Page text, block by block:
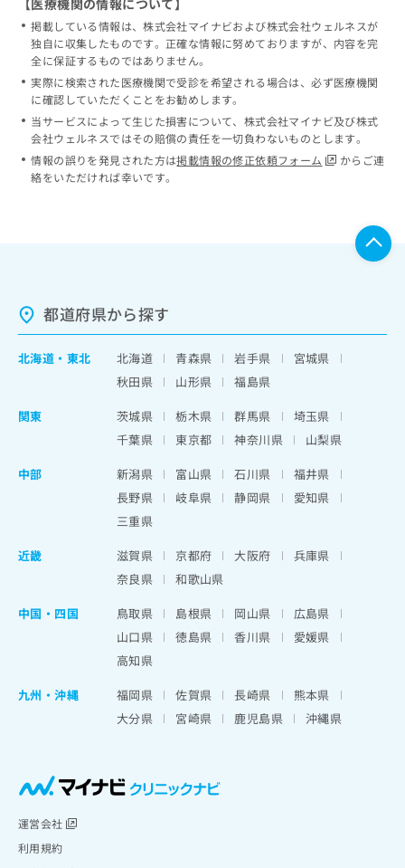
掲載している情報は、株式会社マイナビおよび株式会社ウェルネスが
独自に収集したものです。正確な情報に努めておりますが、内容を完
全に保証するものではありません。
実際に検索された医療機関で受診を希望される場合は、必ず医療機関
に確認していただくことをお勧めします。
当サービスによって生じた損害について、株式会社マイナビ及び株式
会社ウェルネスではその賠償の責任を一切負わないものとします。
情報の誤りを発見された方は掲載情報の修正依頼フォーム
からご連
絡をいただければ幸いです。
都道府県から探す
北海道 ・ 東北 北海道 青森県 岩手県
宮城県
秋田県
山形県
福島県
関東
茨城県 栃木県 群馬県
埼玉県
千葉県
東京都 神奈川県
山梨県
中部
新潟県 富山県 石川県
福井県
長野県
岐阜県 静岡県
愛知県
三重県
近畿
滋賀県 京都府 大阪府
兵庫県
奈良県
和歌山県
中国・四国
鳥取県 島根県 岡山県
広島県
山口県
徳島県 香川県
愛媛県
高知県
九州・沖縄
福岡県 佐賀県 長崎県
熊本県
大分県
宮崎県 鹿児島県 沖縄県
運営会社
利用規約